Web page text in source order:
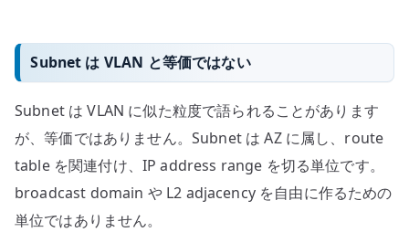
Subnet は VLAN と等価ではない
Subnet は VLAN に似た粒度で語られることがあります
が、等価ではありません。Subnet は AZ に属し、route
table を関連付け、IP address range を切る単位です。
broadcast domain や L2 adjacency を自由に作るための
単位ではありません。